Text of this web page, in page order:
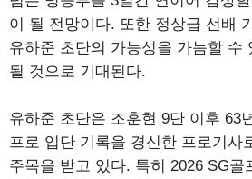
이 될 전망이다. 또한 정상급 선배
유하준 초단의 가능성을 가늠할 수
될 것으로 기대된다.
유하준 초단은 조훈현 9단 이후 63
프로 입단 기록을 경신한 프로기사
주목을 받고 있다. 특히 2026 SG골